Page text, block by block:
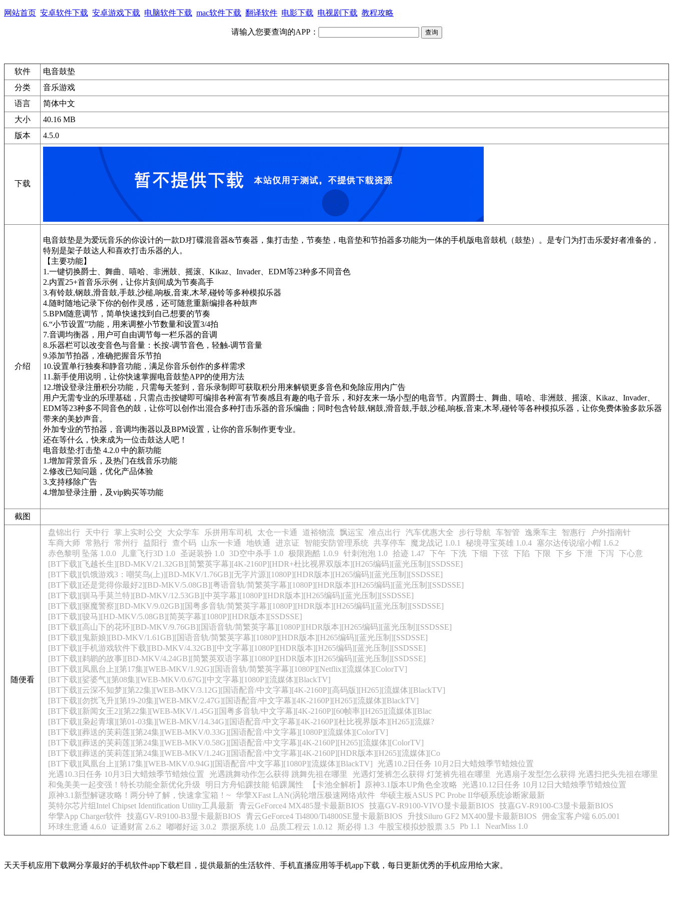
网站首页 安卓软件下载 安卓游戏下载 电脑软件下载 mac软件下载 翻译软件 电影下载 电视剧下载 教程攻略
请输入您要查询的APP：
软件
电音鼓垫
分类
音乐游戏
语言
简体中文
大小
40.16 MB
版本
4.5.0
下载
介绍
电音鼓垫是为爱玩音乐的你设计的一款DJ打碟混音器&节奏器，集打击垫，节奏垫，电音垫和节拍器多功能为一体的手机版电音鼓机（鼓垫）。是专门为打击乐爱好者准备的，
特别是架子鼓达人和喜欢打击乐器的人。
【主要功能】
1.一键切换爵士、舞曲、嘻哈、非洲鼓、摇滚、Kikaz、Invader、EDM等23种多不同音色
2.内置25+首音乐示例，让你片刻间成为节奏高手
3.有铃鼓,钢鼓,滑音鼓,手鼓,沙槌,响板,音束,木琴,碰铃等多种模拟乐器
4.随时随地记录下你的创作灵感，还可随意重新编排各种鼓声
5.BPM随意调节，简单快速找到自己想要的节奏
6.“小节设置”功能，用来调整小节数量和设置3/4拍
7.音调均衡器，用户可自由调节每一栏乐器的音调
8.乐器栏可以改变音色与音量：长按-调节音色，轻触-调节音量
9.添加节拍器，准确把握音乐节拍
10.设置单行独奏和静音功能，满足你音乐创作的多样需求
11.新手使用说明，让你快速掌握电音鼓垫APP的使用方法
12.增设登录注册积分功能，只需每天签到，音乐录制即可获取积分用来解锁更多音色和免除应用内广告
用户无需专业的乐理基础，只需点击按键即可编排各种富有节奏感且有趣的电子音乐，和好友来一场小型的电音节。内置爵士、舞曲、嘻哈、非洲鼓、摇滚、Kikaz、Invader、
EDM等23种多不同音色的鼓，让你可以创作出混合多种打击乐器的音乐编曲；同时包含铃鼓,钢鼓,滑音鼓,手鼓,沙槌,响板,音束,木琴,碰铃等各种模拟乐器，让你免费体验多款乐器
带来的美妙声音。
外加专业的节拍器，音调均衡器以及BPM设置，让你的音乐制作更专业。
还在等什么，快来成为一位击鼓达人吧！
电音鼓垫:打击垫 4.2.0 中的新功能
1.增加背景音乐，及热门在线音乐功能
2.修改已知问题，优化产品体验
3.支持移除广告
4.增加登录注册，及vip购买等功能
截图
随便看
盘锦出行 天中行 掌上实时公交 大众学车 乐拼用车司机 太仓一卡通 道裕物流 飘运宝 准点出行 汽车优惠大全 步行导航 车智管 逸乘车主 智惠行
户外指南针
车商大师 常熟行 常州行 益阳行 查个码 山东一卡通 地铁通 进京证 智能安防管理系统 共享停车 魔龙战记 1.0.1 秘境寻宝英雄 1.0.4
塞尔达传说缩小帽 1.6.2
赤色黎明 坠落 1.0.0
儿童飞行3D 1.0 圣诞装扮 1.0 3D空中杀手 1.0 极限跑酷 1.0.9 针刺泡泡 1.0 拾迹 1.47 下午 下洗 下细 下弦 下陷 下限 下乡 下泄 下泻
下心意
[BT下载][飞越长生][BD-MKV/21.32GB][简繁英字幕][4K-2160P][HDR+杜比视界双版本][H265编码][蓝光压制][SSDSSE]
[BT下载][饥饿游戏3：嘲笑鸟(上)][BD-MKV/1.76GB][无字片源][1080P][HDR版本][H265编码][蓝光压制][SSDSSE]
[BT下载][还是觉得你最好2][BD-MKV/5.08GB][粤语音轨/简繁英字幕][1080P][HDR版本][H265编码][蓝光压制][SSDSSE]
[BT下载][驯马手莫兰特][BD-MKV/12.53GB][中英字幕][1080P][HDR版本][H265编码][蓝光压制][SSDSSE]
[BT下载][驱魔警察][BD-MKV/9.02GB][国粤多音轨/简繁英字幕][1080P][HDR版本][H265编码][蓝光压制][SSDSSE]
[BT下载][骏马][HD-MKV/5.08GB][简英字幕][1080P][HDR版本][SSDSSE]
[BT下载][高山下的花环][BD-MKV/9.76GB][国语音轨/简繁英字幕][1080P][HDR版本][H265编码][蓝光压制][SSDSSE]
[BT下载][鬼新娘][BD-MKV/1.61GB][国语音轨/简繁英字幕][1080P][HDR版本][H265编码][蓝光压制][SSDSSE]
[BT下载][手机游戏软件下载][BD-MKV/4.32GB][中文字幕][1080P][HDR版本][H265编码][蓝光压制][SSDSSE]
[BT下载][鹈鹕的故事][BD-MKV/4.24GB][简繁英双语字幕][1080P][HDR版本][H265编码][蓝光压制][SSDSSE]
[BT下载][凤凰台上][第17集][WEB-MKV/1.92G][国语音轨/简繁英字幕][1080P][Netflix][流媒体][ColorTV]
[BT下载][娑婆气][第08集][WEB-MKV/0.67G][中文字幕][1080P][流媒体][BlackTV]
[BT下载][云深不知梦][第22集][WEB-MKV/3.12G][国语配音/中文字幕][4K-2160P][高码版][H265][流媒体][BlackTV]
[BT下载][勿扰飞升][第19-20集][WEB-MKV/2.47G][国语配音/中文字幕][4K-2160P][H265][流媒体][BlackTV]
[BT下载][新闻女王2][第22集][WEB-MKV/1.45G][国粤多音轨/中文字幕][4K-2160P][60帧率][H265][流媒体][Blac
[BT下载][枭起青壤][第01-03集][WEB-MKV/14.34G][国语配音/中文字幕][4K-2160P][杜比视界版本][H265][流媒?
[BT下载][葬送的芙莉莲][第24集][WEB-MKV/0.33G][国语配音/中文字幕][1080P][流媒体][ColorTV]
[BT下载][葬送的芙莉莲][第24集][WEB-MKV/0.58G][国语配音/中文字幕][4K-2160P][H265][流媒体][ColorTV]
[BT下载][葬送的芙莉莲][第24集][WEB-MKV/1.24G][国语配音/中文字幕][4K-2160P][HDR版本][H265][流媒体][Co
[BT下载][凤凰台上][第17集][WEB-MKV/0.94G][国语配音/中文字幕][1080P][流媒体][BlackTV]
光遇10.2日任务 10月2日大蜡烛季节蜡烛位置
光遇10.3日任务 10月3日大蜡烛季节蜡烛位置
光遇跳舞动作怎么获得 跳舞先祖在哪里 光遇灯笼裤怎么获得 灯笼裤先祖在哪里
光遇扇子发型怎么获得 光遇扫把头先祖在哪里
和兔美美一起变强！特长功能全新优化升级
明日方舟铅踝技能 铅踝属性 【卡池全解析】原神3.1版本UP角色全攻略
光遇10.12日任务 10月12日大蜡烛季节蜡烛位置
原神3.1新型解谜攻略！两分钟了解，快速拿宝箱！~
华擎XFast LAN(涡轮增压极速网络)软件 华硕主板ASUS PC Probe II华硕系统诊断家最新
英特尔芯片组Intel Chipset Identification Utility工具最新
青云GeForce4 MX485显卡最新BIOS 技嘉GV-R9100-VIVO显卡最新BIOS
技嘉GV-R9100-C3显卡最新BIOS
华擎App Charger软件 技嘉GV-R9100-B3显卡最新BIOS 青云GeForce4 Ti4800/Ti4800SE显卡最新BIOS 升技Siluro GF2 MX400显卡最新BIOS
佣金宝客户端 6.05.001
环球生意通 4.6.0 证通财富 2.6.2 嘟嘟好运 3.0.2 票据系统 1.0 品质工程云 1.0.12 斯必得 1.3 牛股宝模拟炒股票 3.5 Pb 1.1 NearMiss 1.0
天天手机应用下载网分享最好的手机软件app下载栏目，提供最新的生活软件、手机直播应用等手机app下载，每日更新优秀的手机应用给大家。